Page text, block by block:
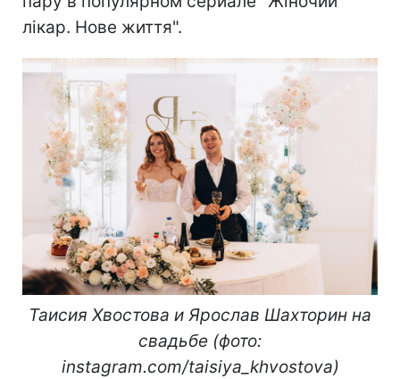
лікар. Нове життя".
Таисия Хвостова и Ярослав Шахторин на
свадьбе (фото:
instagram.com/taisiya_khvostova)